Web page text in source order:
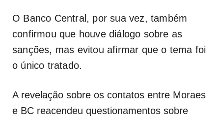
O Banco Central, por sua vez, também
confirmou que houve diálogo sobre as
sanções, mas evitou afirmar que o tema foi
o único tratado.
A revelação sobre os contatos entre Moraes
e BC reacendeu questionamentos sobre